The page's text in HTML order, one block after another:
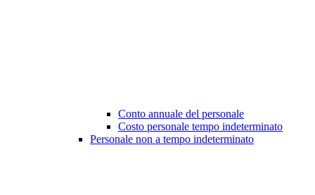
Conto annuale del personale
Costo personale tempo indeterminato
Personale non a tempo indeterminato